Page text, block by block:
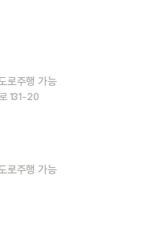
로주행 가능
로 131-20
로주행 가능